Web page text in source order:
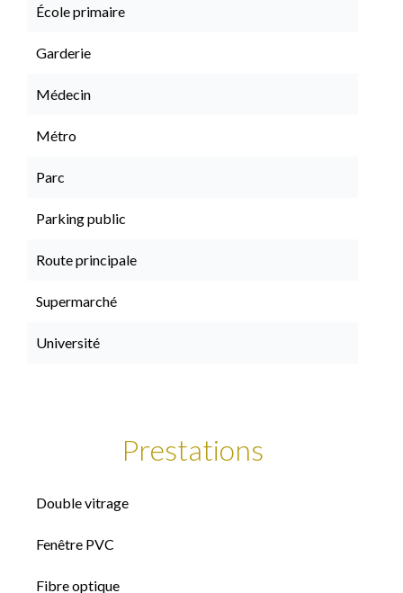
École primaire
Garderie
Médecin
Métro
Parc
Parking public
Route principale
Supermarché
Université
Prestations
Double vitrage
Fenêtre PVC
Fibre optique